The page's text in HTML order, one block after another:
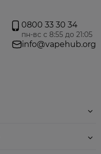
0800 33 30 34
пн-вс с 8:55 до 21:05
info@vapehub.org